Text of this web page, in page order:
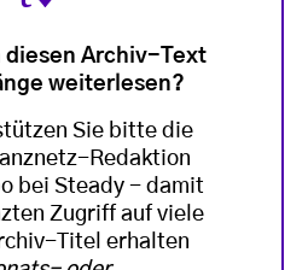
diesen Archiv-Text
weiterlesen?
Sie bitte die
Redaktion
bei Steady - damit
Zugriff auf viele
Titel erhalten